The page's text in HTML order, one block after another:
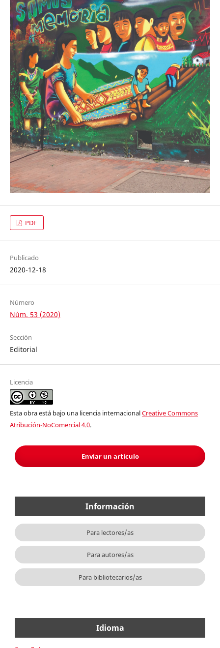
PDF
Publicado
2020-12-18
Número
Núm. 53 (2020)
Sección
Editorial
Licencia
Esta obra está bajo una licencia internacionalCreative Commons
Atribución-NoComercial 4.0.
Enviar un artículo
Información
Para lectores/as
Para autores/as
Para bibliotecarios/as
Idioma